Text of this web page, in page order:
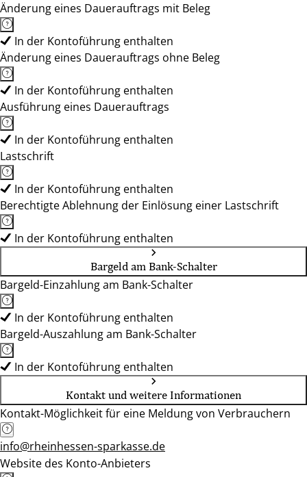
Änderung eines Dauerauftrags mit Beleg
In der Kontoführung enthalten
Änderung eines Dauerauftrags ohne Beleg
In der Kontoführung enthalten
Ausführung eines Dauerauftrags
In der Kontoführung enthalten
Lastschrift
In der Kontoführung enthalten
Berechtigte Ablehnung der Einlösung einer Lastschrift
In der Kontoführung enthalten
Bargeld am Bank-Schalter
Bargeld-Einzahlung am Bank-Schalter
In der Kontoführung enthalten
Bargeld-Auszahlung am Bank-Schalter
In der Kontoführung enthalten
Kontakt und weitere Informationen
Kontakt-Möglichkeit für eine Meldung von Verbrauchern
info@rheinhessen-sparkasse.de
Website des Konto-Anbieters